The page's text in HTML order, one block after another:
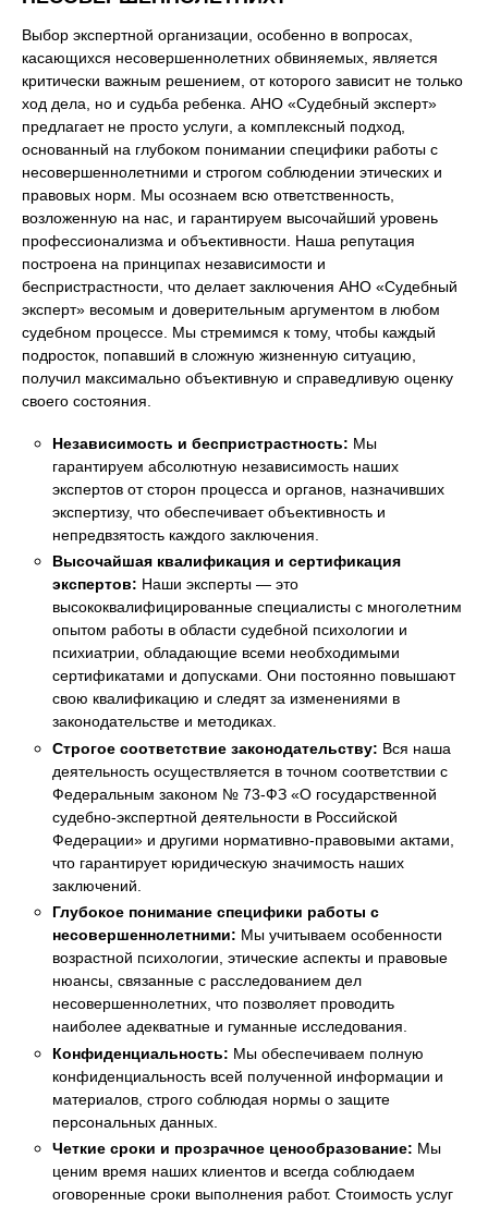
Выбор экспертной организации, особенно в вопросах,
касающихся несовершеннолетних обвиняемых, является
критически важным решением, от которого зависит не только
ход дела, но и судьба ребенка. АНО «Судебный эксперт»
предлагает не просто услуги, а комплексный подход,
основанный на глубоком понимании специфики работы с
несовершеннолетними и строгом соблюдении этических и
правовых норм. Мы осознаем всю ответственность,
возложенную на нас, и гарантируем высочайший уровень
профессионализма и объективности. Наша репутация
построена на принципах независимости и
беспристрастности, что делает заключения АНО «Судебный
эксперт» весомым и доверительным аргументом в любом
судебном процессе. Мы стремимся к тому, чтобы каждый
подросток, попавший в сложную жизненную ситуацию,
получил максимально объективную и справедливую оценку
своего состояния.
Независимость и беспристрастность: Мы
гарантируем абсолютную независимость наших
экспертов от сторон процесса и органов, назначивших
экспертизу, что обеспечивает объективность и
непредвзятость каждого заключения.
Высочайшая квалификация и сертификация
экспертов: Наши эксперты — это
высококвалифицированные специалисты с многолетним
опытом работы в области судебной психологии и
психиатрии, обладающие всеми необходимыми
сертификатами и допусками. Они постоянно повышают
свою квалификацию и следят за изменениями в
законодательстве и методиках.
Строгое соответствие законодательству: Вся наша
деятельность осуществляется в точном соответствии с
Федеральным законом № 73-ФЗ «О государственной
судебно-экспертной деятельности в Российской
Федерации» и другими нормативно-правовыми актами,
что гарантирует юридическую значимость наших
заключений.
Глубокое понимание специфики работы с
несовершеннолетними: Мы учитываем особенности
возрастной психологии, этические аспекты и правовые
нюансы, связанные с расследованием дел
несовершеннолетних, что позволяет проводить
наиболее адекватные и гуманные исследования.
Конфиденциальность: Мы обеспечиваем полную
конфиденциальность всей полученной информации и
материалов, строго соблюдая нормы о защите
персональных данных.
Четкие сроки и прозрачное ценообразование: Мы
ценим время наших клиентов и всегда соблюдаем
оговоренные сроки выполнения работ. Стоимость услуг